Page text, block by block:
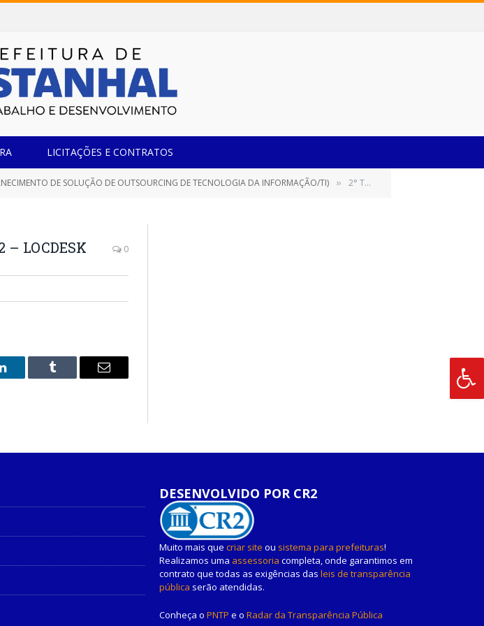
LICITAÇÕES E CONTRATOS
DE SOLUÇÃO DE OUTSOURCING DE TECNOLOGIA DA INFORMAÇÃO/TI) » 2° TERMO ADITIVO DE PRAZO – CONTRATO 161-2022 – LOCDESK
– LOCDESK 0
O
Tumblr
E-
DESENVOLVIDO POR CR2
Muito mais que criar site ou sistema para prefeituras!
Realizamos uma assessoria completa, onde garantimos em
contrato que todas as exigências das leis de transparência
pública serão atendidas.
Conheça o PNTP e o Radar da Transparência Pública